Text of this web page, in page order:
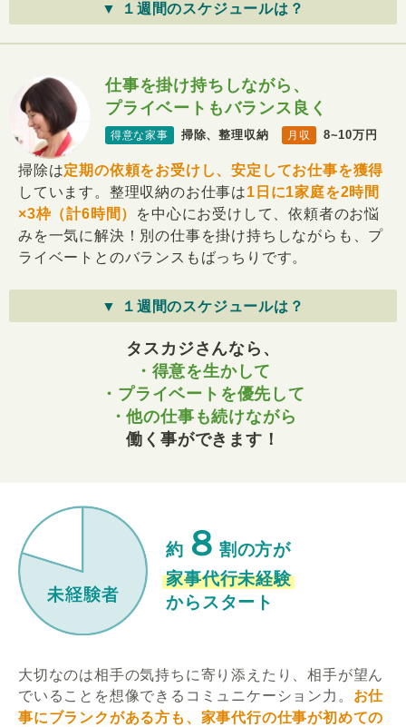
▼ １週間のスケジュールは？
仕事を掛け持ちしながら、
プライベートもバランス良く
得意な家事 掃除、整理収納 月収 8~10万円
掃除は定期の依頼をお受けし、安定してお仕事を獲得
しています。整理収納のお仕事は1日に1家庭を2時間
×3枠（計6時間）
を中心にお受けして、依頼者のお悩
みを一気に解決！別の仕事を掛け持ちしながらも、プ
ライベートとのバランスもばっちりです。
▼ １週間のスケジュールは？
タスカジさんなら、
・得意を生かして
・プライベートを優先して
・他の仕事も続けながら
働く事ができます！
約 ８ 割の方が
家事代行未経験
からスタート
大切なのは相手の気持ちに寄り添えたり、相手が望ん
でいることを想像できるコミュニケーション力。 お仕
事にブランクがある方も、家事代行の仕事が初めての